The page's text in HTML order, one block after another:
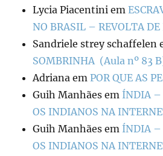
Lycia Piacentini em
NO BRASIL – REVOLTA
Sandriele strey schaffelen
SOMBRINHA (Aula nº 83
Adriana emPOR QUE AS
Guih Manhães em ÍNDIA –
OS INDIANOS NA
Guih Manhães em ÍNDIA –
OS INDIANOS NA